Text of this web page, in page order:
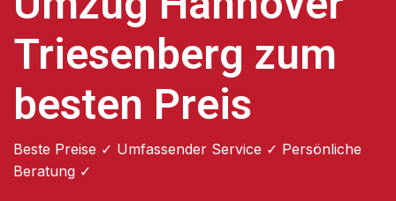
Triesenberg zum
besten Preis
Beste Preise ✓ Umfassender Service ✓ Persönliche
Beratung ✓